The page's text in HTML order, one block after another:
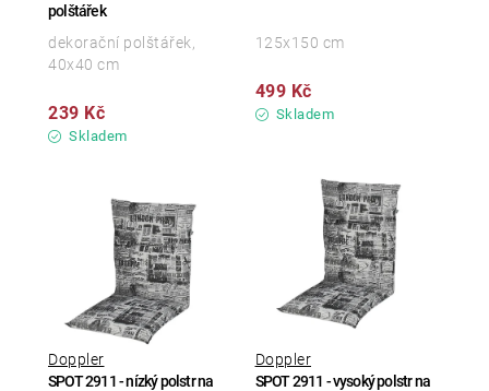
polštářek
Skladem
239 Kč
dekorační polštářek,
40x40 cm
Skladem
499 Kč
125x150 cm
SPOT 2911 - nízký polstr na
Doppler
SPOT 2911 - vysoký polstr na
Doppler